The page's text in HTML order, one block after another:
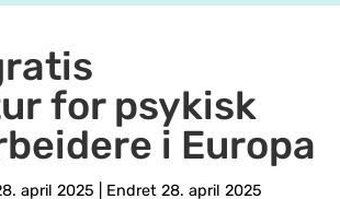
for psykisk
i Europa
april 2025 Endret 28. april 2025